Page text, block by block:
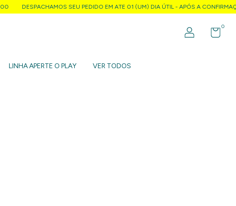
DESPACHAMOS SEU PEDIDO EM ATE 01 (UM) DIA ÚTIL - APÓS A
0
LINHA APERTE O PLAY VER TODOS